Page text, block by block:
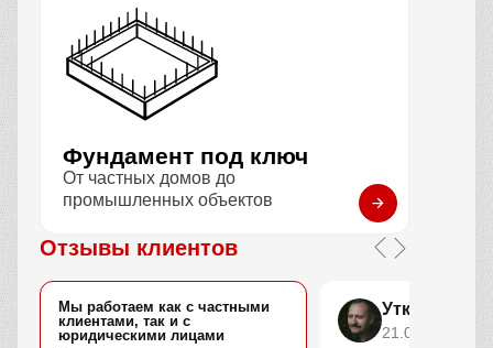
Фундамент под ключ
От частных домов до
промышленных объектов
Отзывы клиентов
Мы работаем как с частными
клиентами, так и с
юридическими лицами
Уткин
21.04.2025